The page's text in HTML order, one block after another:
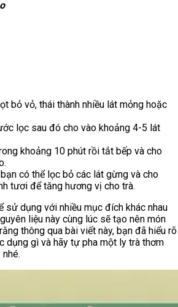
bỏ vỏ, thái thành nhiều lát mỏng hoặc
lọc sau đó cho vào khoảng 4-5 lát
khoảng 10 phút rồi tắt bếp và cho
có thể lọc bỏ các lát gừng và cho
tươi để tăng hương vị cho trà.
sử dụng với nhiều mục đích khác nhau
liệu này cùng lúc sẽ tạo nên món
thông qua bài viết này, bạn đã hiểu rõ
dụng gì và hãy tự pha một ly trà thơm